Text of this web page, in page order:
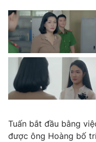
Sản phẩm
Thị trường
Tư vấn
Lịch phát sóng
Chuyên mục khác
Emagazine
Photo
Tuấn bắt đầu bằng
được ông Hoàng bố